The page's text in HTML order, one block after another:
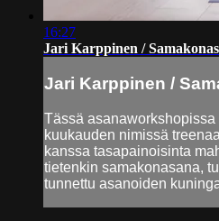
16:27
Jari Karppinen /
Jari Karppinen /
Tässä
kuukauden nimissä
kanssa tasapainoisinta
tietenkin samakonasana,
tunnettu asanoiden